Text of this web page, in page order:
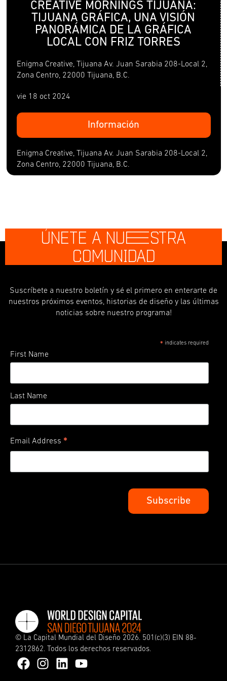
CREATIVE MORNINGS TIJUANA:
TIJUANA GRÁFICA, UNA VISIÓN
PANORÁMICA DE LA GRÁFICA
LOCAL CON FRIZ TORRES
Enigma Creative, Tijuana Av. Juan Sarabia 208-Local 2,
Zona Centro, 22000 Tijuana, B.C.
vie 18 oct 2024
Información
Enigma Creative, Tijuana Av. Juan Sarabia 208-Local 2,
Zona Centro, 22000 Tijuana, B.C.
ÚNETE A NUESTRA
COMUNIDAD
Suscríbete a nuestro boletín y sé el primero en enterarte de
nuestros próximos eventos, historias de diseño y las últimas
noticias sobre nuestro programa!
* indicates required
First Name
Last Name
Email Address *
© La Capital Mundial del Diseño 2026. 501(c)(3) EIN 88-
2312862. Todos los derechos reservados.